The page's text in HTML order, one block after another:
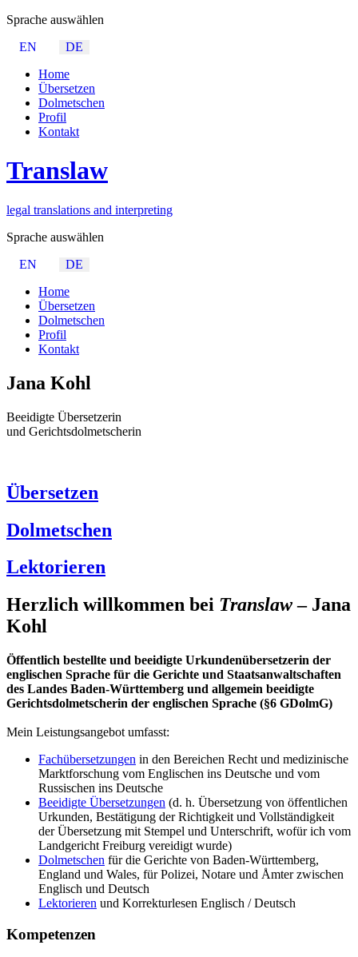
Sprache auswählen
EN
DE
Home
Übersetzen
Dolmetschen
Profil
Kontakt
Translaw
legal translations and interpreting
Sprache auswählen
EN
DE
Home
Übersetzen
Dolmetschen
Profil
Kontakt
Jana Kohl
Beeidigte Übersetzerin
und Gerichtsdolmetscherin
Übersetzen
Dolmetschen
Lektorieren
Herzlich willkommen bei Translaw– Jana
Kohl
Öffentlich bestellte und beeidigte Urkundenübersetzerin der
englischen Sprache für die Gerichte und Staatsanwaltschaften
des Landes Baden-Württemberg und allgemein beeidigte
Gerichtsdolmetscherin der englischen Sprache (§6 GDolmG)
Mein Leistungsangebot umfasst:
Fachübersetzungen in den Bereichen Recht und medizinische
Marktforschung vom Englischen ins Deutsche und vom
Russischen ins Deutsche
Beeidigte Übersetzungen (d. h. Übersetzung von öffentlichen
Urkunden, Bestätigung der Richtigkeit und Vollständigkeit
der Übersetzung mit Stempel und Unterschrift, wofür ich vom
Landgericht Freiburg vereidigt wurde)
Dolmetschen für die Gerichte von Baden-Württemberg,
England und Wales, für Polizei, Notare und Åmter zwischen
Englisch und Deutsch
Lektorieren und Korrekturlesen Englisch / Deutsch
Kompetenzen